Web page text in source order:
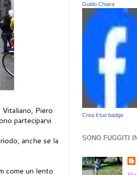
Piero
parteciparvi
anche se la
come un lento
Guido Chiara
Crea il tuo badge
SONO FUGGITI